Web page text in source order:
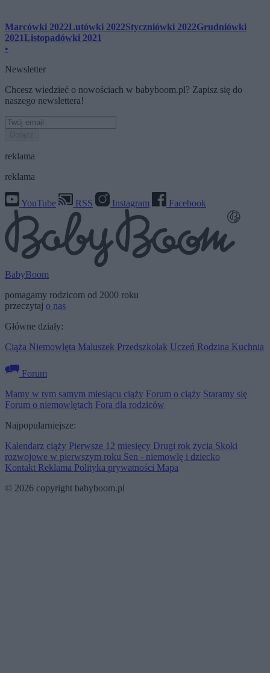
Marcówki 2022Lutówki 2022Styczniówki 2022Grudniówki
2021Listopadówki 2021
•
Newsletter
Chcesz wiedzieć o nowościach w babyboom.pl? Zapisz się do
naszego newslettera!
reklama
reklama
YouTube RSS Instagram Facebook
BabyBoom
pomagamy rodzicom od 2000 roku
przeczytaj o nas
Główne działy:
Ciąża Niemowlęta Maluszek Przedszkolak Uczeń Rodzina Kuchnia
Forum
Mamy w tym samym miesiącu ciąży Forum o ciąży Staramy się
Forum o niemowlętach Fora dla rodziców
Najpopularniejsze:
Kalendarz ciąży Pierwsze 12 miesięcy Drugi rok życia Skoki
rozwojowe w pierwszym roku Sen - niemowlę i dziecko
Kontakt Reklama Polityka prywatności Mapa
© 2026 copyright babyboom.pl